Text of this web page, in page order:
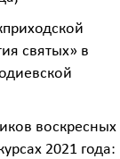
святых» в
воскресных
2021 года: